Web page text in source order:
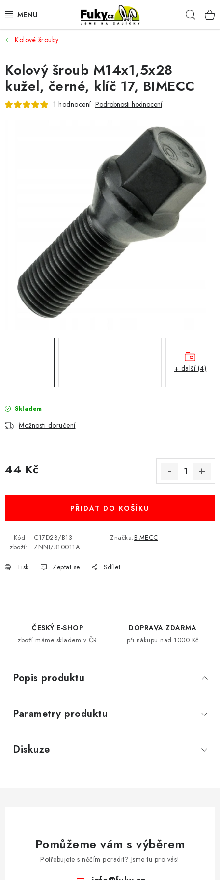
na
AUTO-MOTO
HOBBY A ZAHRADA
SPORT A OUTDOOR
Doprava a platba
Český e-shop
Odložené platby a splátky
Obchodní podmínky
Podmínky ochrany osobních údajů
Moje objednávka
Kolové šrouby
Skladem
Možnosti doručení
44 Kč
PŘIDAT DO KOŠÍKU
Kód
zboží:
C17D28/B13-
ZNNI/310011A
Značka:BIMECC
Tisk Zeptat se Sdílet
Kolový šroub M14x1,5x28
kužel, černé, klíč 17, BIMECC
1 hodnocení Podrobnosti hodnocení
+ další (4)
ČESKÝ E-SHOP
zboží máme skladem v ČR
DOPRAVA ZDARMA
při nákupu nad 1000 Kč
Popis produktu
Parametry produktu
Diskuze
Pomůžeme vám s výběrem
Potřebujete s něčím poradit? Jsme tu pro vás!